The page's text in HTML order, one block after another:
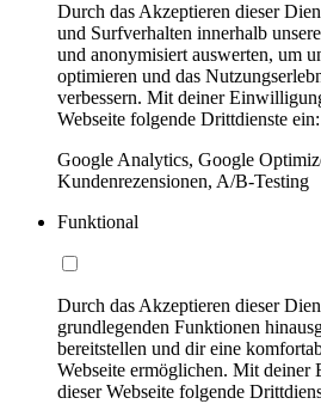
Durch das Akzeptieren dieser
und Surfverhalten innerhalb
und anonymisiert auswerten, um
optimieren und das
verbessern. Mit deiner
Webseite folgende Drittdienste ein:
Google Analytics, Google
Kundenrezensionen, A/B-Testing
Funktional
Durch das Akzeptieren dieser
grundlegenden Funktionen
bereitstellen und dir eine
Webseite ermöglichen. Mit
dieser Webseite folgende